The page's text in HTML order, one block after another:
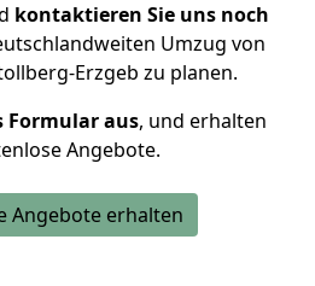
kontaktieren Sie uns noch
Umzug von
Erzgeb zu planen.
Formular aus, und erhalten
Angebote.
Angebote erhalten